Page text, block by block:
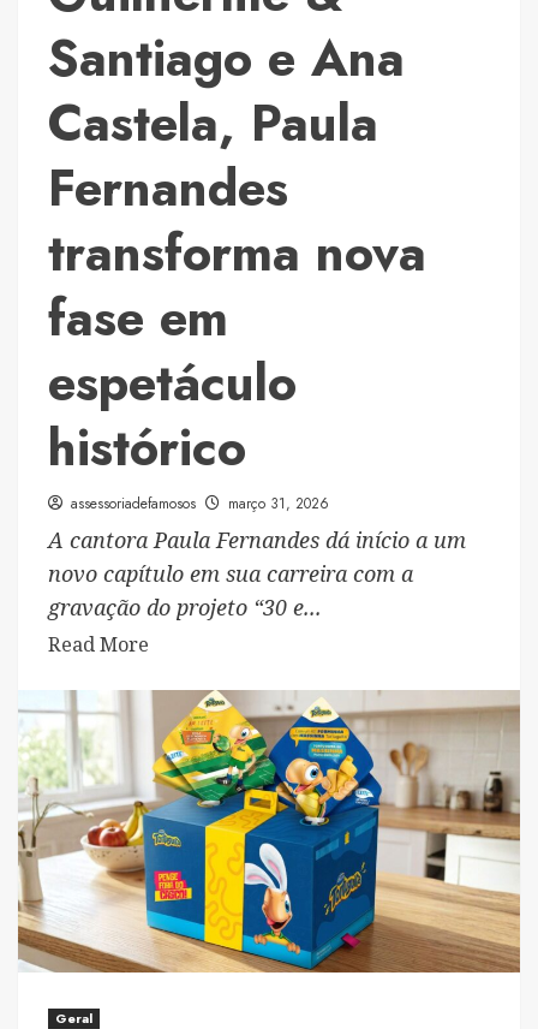
Santiago e Ana
Castela, Paula
Fernandes
transforma nova
fase em
espetáculo
histórico
assessoriadefamosos março 31, 2026
A cantora Paula Fernandes dá início a um
novo capítulo em sua carreira com a
gravação do projeto “30 e...
Read More
about
Com
Zezé
Di
Camargo,
Guilherme
&
Santiago
e
Ana
Geral